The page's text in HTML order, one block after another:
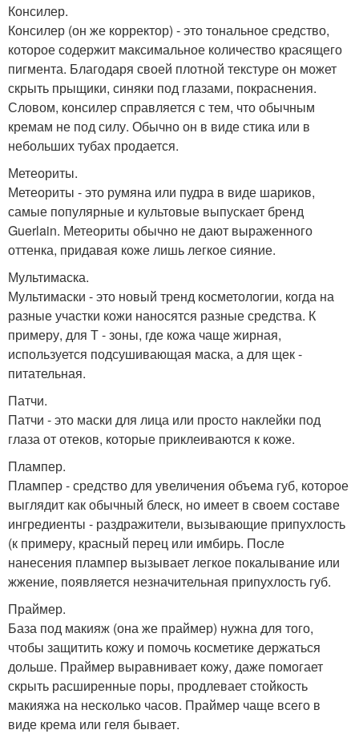
Консилер.
Консилер (он же корректор) - это тональное средство,
которое содержит максимальное количество красящего
пигмента. Благодаря своей плотной текстуре он может
скрыть прыщики, синяки под глазами, покраснения.
Словом, консилер справляется с тем, что обычным
кремам не под силу. Обычно он в виде стика или в
небольших тубах продается.
Метеориты.
Метеориты - это румяна или пудра в виде шариков,
самые популярные и культовые выпускает бренд
Guerlain. Метеориты обычно не дают выраженного
оттенка, придавая коже лишь легкое сияние.
Мультимаска.
Мультимаски - это новый тренд косметологии, когда на
разные участки кожи наносятся разные средства. К
примеру, для Т - зоны, где кожа чаще жирная,
используется подсушивающая маска, а для щек -
питательная.
Патчи.
Патчи - это маски для лица или просто наклейки под
глаза от отеков, которые приклеиваются к коже.
Плампер.
Плампер - средство для увеличения объема губ, которое
выглядит как обычный блеск, но имеет в своем составе
ингредиенты - раздражители, вызывающие припухлость
(к примеру, красный перец или имбирь. После
нанесения плампер вызывает легкое покалывание или
жжение, появляется незначительная припухлость губ.
Праймер.
База под макияж (она же праймер) нужна для того,
чтобы защитить кожу и помочь косметике держаться
дольше. Праймер выравнивает кожу, даже помогает
скрыть расширенные поры, продлевает стойкость
макияжа на несколько часов. Праймер чаще всего в
виде крема или геля бывает.